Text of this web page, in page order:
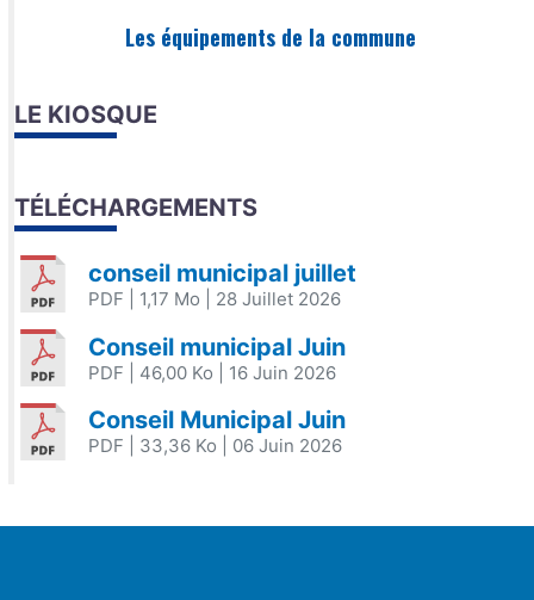
Les équipements de la commune
LE KIOSQUE
TÉLÉCHARGEMENTS
conseil municipal juillet
PDF | 1,17 Mo | 28 Juillet 2026
Conseil municipal Juin
PDF | 46,00 Ko | 16 Juin 2026
Conseil Municipal Juin
PDF | 33,36 Ko | 06 Juin 2026